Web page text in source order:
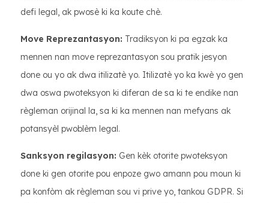
defi legal, ak pwosè ki ka koute chè.
Move Reprezantasyon: Tradiksyon ki pa egzak ka
mennen nan move reprezantasyon sou pratik jesyon
done ou yo ak dwa itilizatè yo. Itilizatè yo ka kwè yo gen
dwa oswa pwoteksyon ki diferan de sa ki te endike nan
règleman orijinal la, sa ki ka mennen nan mefyans ak
potansyèl pwoblèm legal.
Sanksyon regilasyon: Gen kèk otorite pwoteksyon
done ki gen otorite pou enpoze gwo amann pou moun ki
pa konfòm ak règleman sou vi prive yo, tankou GDPR. Si